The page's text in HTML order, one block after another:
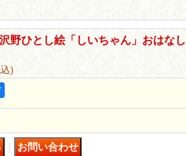
野ひとし絵「しいちゃん」おはなし
)